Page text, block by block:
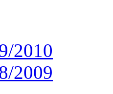
2010
2009